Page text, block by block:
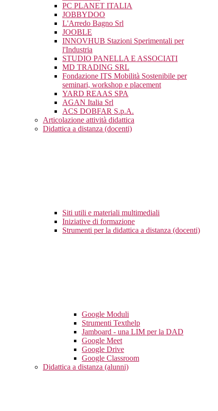
PC PLANET ITALIA
JOBBYDOO
L'Arredo Bagno Srl
JOOBLE
INNOVHUB Stazioni Sperimentali per
l'Industria
STUDIO PANELLA E ASSOCIATI
MD TRADING SRL
Fondazione ITS Mobilità Sostenibile per
seminari, workshop e placement
YARD REAAS SPA
AGAN Italia Srl
ACS DOBFAR S.p.A.
Articolazione attività didattica
Didattica a distanza (docenti)
Siti utili e materiali multimediali
Iniziative di formazione
Strumenti per la didattica a distanza (docenti)
Google Moduli
Strumenti Texthelp
Jamboard - una LIM per la DAD
Google Meet
Google Drive
Google Classroom
Didattica a distanza (alunni)